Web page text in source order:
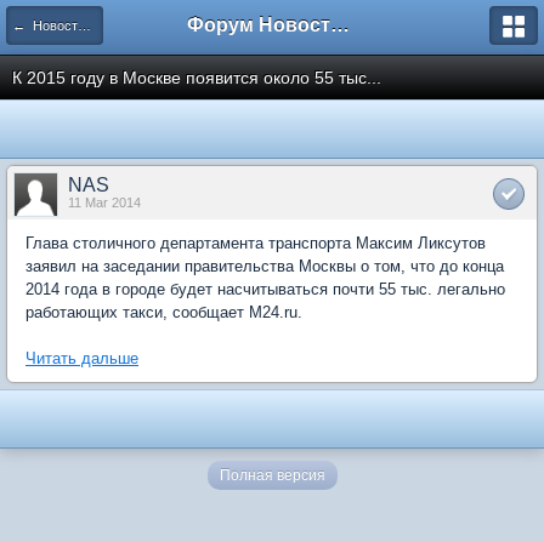
← Новости рынка недвижимости Форум Новостройки
К 2015 году в Москве появится около 55 тыс...
NAS
11 Mar 2014
Глава столичного департамента транспорта Максим Ликсутов
заявил на заседании правительства Москвы о том, что до конца
2014 года в городе будет насчитываться почти 55 тыс. легально
работающих такси, сообщает M24.ru.
Читать дальше
Полная версия